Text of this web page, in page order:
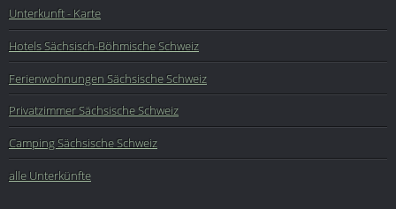
Unterkunft - Karte
Hotels Sächsisch-Böhmische Schweiz
Ferienwohnungen Sächsische Schweiz
Privatzimmer Sächsische Schweiz
Camping Sächsische Schweiz
alle Unterkünfte